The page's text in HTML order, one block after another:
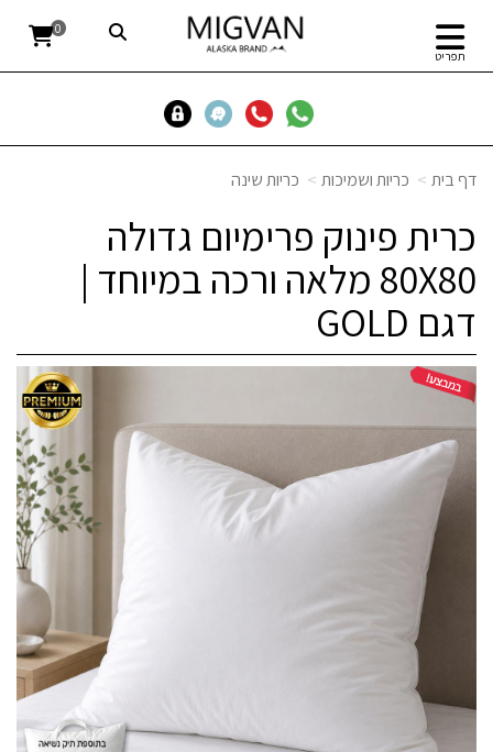
תפריט
0
דף בית כריות ושמיכות כריות שינה
כרית פינוק פרימיום גדולה
80X80 מלאה ורכה במיוחד |
דגם GOLD